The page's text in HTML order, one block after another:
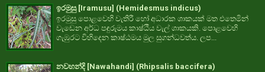
ඉරමුසු [Iramusu] (Hemidesmus indicus)
ඉරමුසු පොළවෙහි වැතිරී හෝ අධාරක ශාකයක් මත එතෙමින්
වැඩෙන අර්ධ පඳුරුමය කාෂ්ඨීය වැල් ශාකයකි. පොළවෙහි
ගැඹුරට විහිදෙන කාෂ්ඨමය මුල සුගන්ධවත්ය. ලප...
නවහන්දි [Nawahandi] (Rhipsalis baccifera)